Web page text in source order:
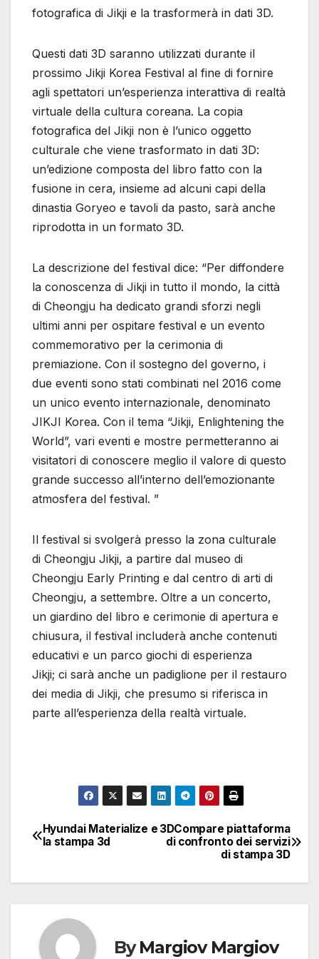
fotografica di Jikji e la trasformerà in dati 3D.
Questi dati 3D saranno utilizzati durante il
prossimo Jikji Korea Festival al fine di fornire
agli spettatori un’esperienza interattiva di realtà
virtuale della cultura coreana. La copia
fotografica del Jikji non è l’unico oggetto
culturale che viene trasformato in dati 3D:
un’edizione composta del libro fatto con la
fusione in cera, insieme ad alcuni capi della
dinastia Goryeo e tavoli da pasto, sarà anche
riprodotta in un formato 3D.
La descrizione del festival dice: “Per diffondere
la conoscenza di Jikji in tutto il mondo, la città
di Cheongju ha dedicato grandi sforzi negli
ultimi anni per ospitare festival e un evento
commemorativo per la cerimonia di
premiazione. Con il sostegno del governo, i
due eventi sono stati combinati nel 2016 come
un unico evento internazionale, denominato
JIKJI Korea. Con il tema “Jikji, Enlightening the
World”, vari eventi e mostre permetteranno ai
visitatori di conoscere meglio il valore di questo
grande successo all’interno dell’emozionante
atmosfera del festival. ”
Il festival si svolgerà presso la zona culturale
di Cheongju Jikji, a partire dal museo di
Cheongju Early Printing e dal centro di arti di
Cheongju, a settembre. Oltre a un concerto,
un giardino del libro e cerimonie di apertura e
chiusura, il festival includerà anche contenuti
educativi e un parco giochi di esperienza
Jikji; ci sarà anche un padiglione per il restauro
dei media di Jikji, che presumo si riferisca in
parte all’esperienza della realtà virtuale.
Navigazione3DCompare piattaforma
di confronto dei servizi
di stampa 3D
Hyundai Materialize e
la stampa 3d
ByMargiov Margiov